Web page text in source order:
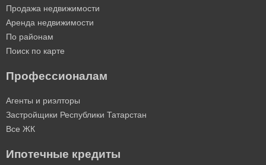
Продажа недвижимости
Аренда недвижимости
По районам
Поиск по карте
Профессионалам
Агенты и риэлторы
Застройщики Республики Татарстан
Все ЖК
Ипотечные кредиты